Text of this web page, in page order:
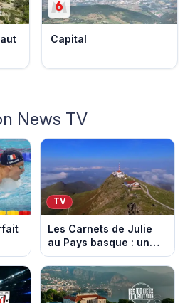
Capital
News TV
TV
Les Carnets de Julie
au Pays basque : un
banquet au sommet de
la Rhune